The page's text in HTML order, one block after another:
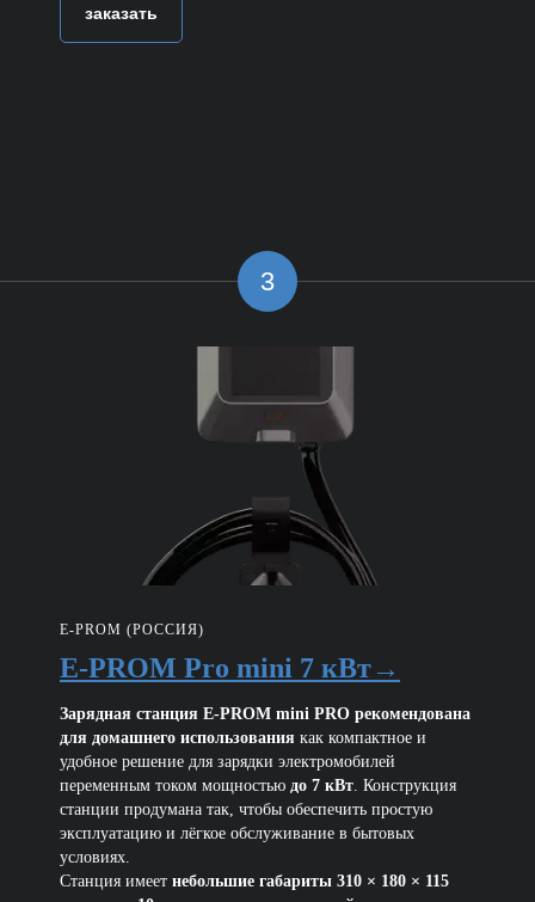
заказать
3
E-PROM (РОССИЯ)
E-PROM Pro mini 7 кВт→
Зарядная станция E-PROM mini PRO рекомендована
для домашнего использования как компактное и
удобное решение для зарядки электромобилей
переменным током мощностью до 7 кВт. Конструкция
станции продумана так, чтобы обеспечить простую
эксплуатацию и лёгкое обслуживание в бытовых
условиях.
Станция имеет небольшие габариты 310 × 180 × 115